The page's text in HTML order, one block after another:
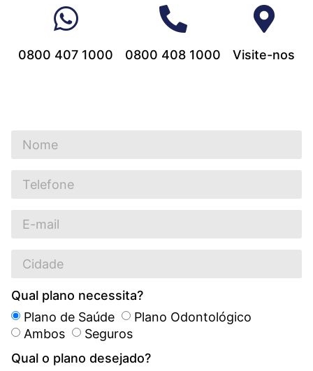
0800 407 1000 0800 408 1000 Visite-nos
Qual plano necessita?
Plano de Saúde
Plano Odontológico
Ambos
Seguros
Qual o plano desejado?